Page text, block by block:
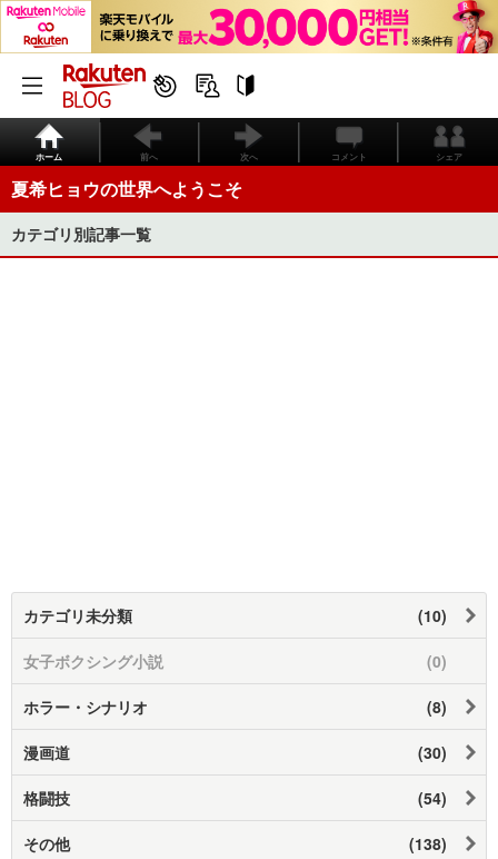
ホーム 前へ 次へ コメント シェア
夏希ヒョウの世界へようこそ
カテゴリ別記事一覧
カテゴリ未分類 (10)
女子ボクシング小説 (0)
ホラー・シナリオ (8)
漫画道 (30)
格闘技 (54)
その他 (138)